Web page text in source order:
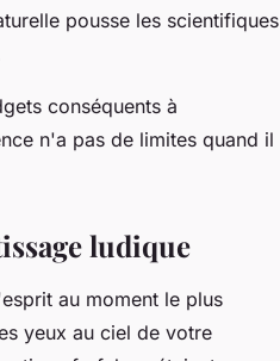
pousse les scientifiques
conséquents à
n'a pas de limites quand il
ludique
au moment le plus
yeux au ciel de votre